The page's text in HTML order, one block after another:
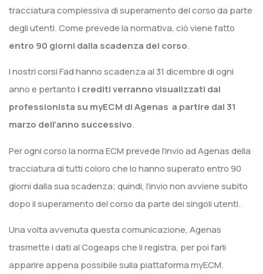
tracciatura complessiva di superamento del corso da parte
degli utenti. Come prevede la normativa, ciò viene fatto
entro 90 giorni dalla scadenza del corso.
I nostri corsi Fad hanno scadenza al 31 dicembre di ogni
anno e pertanto i crediti verranno visualizzati dal
professionista su myECM di Agenas a partire dal 31
marzo dell’anno successivo.
Per ogni corso la norma ECM prevede l’invio ad Agenas della
tracciatura di tutti coloro che lo hanno superato entro 90
giorni dalla sua scadenza; quindi, l’invio non avviene subito
dopo il superamento del corso da parte dei singoli utenti.
Una volta avvenuta questa comunicazione, Agenas
trasmette i dati al Cogeaps che li registra, per poi farli
apparire appena possibile sulla piattaforma myECM.